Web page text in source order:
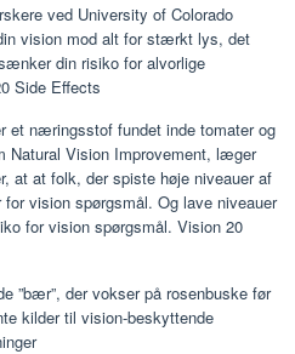
ved University of Colorado
vision mod alt for stærkt lys, det
din risiko for alvorlige
Side Effects
et næringsstof fundet inde tomater og
Natural Vision Improvement, læger
at at folk, der spiste høje niveauer af
vision spørgsmål. Og lave niveauer
for vision spørgsmål. Vision 20
”bær”, der vokser på rosenbuske før
kilder til vision-beskyttende